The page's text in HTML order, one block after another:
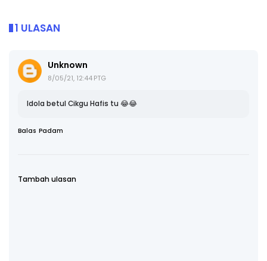
1 ULASAN
Unknown
8/05/21, 12:44 PTG
Idola betul Cikgu Hafis tu 😂😂
Balas Padam
Tambah ulasan